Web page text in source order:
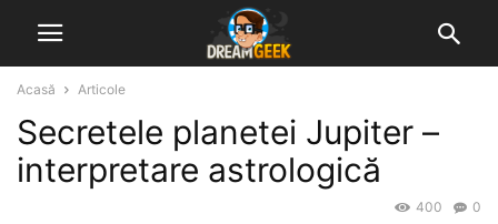
Acasă Articole
Secretele planetei Jupiter –
interpretare astrologică
0
400